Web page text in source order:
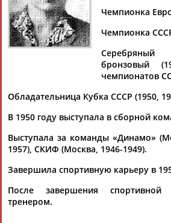
СЕДОВА
Ваш запрос: "Ираида СЕДОВА
По условиям запроса публикаций нет
ТАБЛО АКТИВНОСТИ
ЦЕЛИ ПРОЕКТА КОНТАКТЫ
Чемпионка
Чемпионка
бронзовый
чемпионатов
Обладательница Кубка СССР (1950,
В 1950 году выступала в сборной
Выступала за команды «Динамо»
1957), СКИФ (Москва, 1946-1949).
Завершила спортивную карьеру в
После завершения спортивной
тренером.